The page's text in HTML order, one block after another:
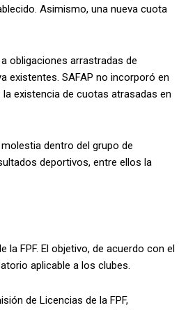
Asimismo, una nueva cuota
obligaciones arrastradas de
existentes. SAFAP no incorporó en
existencia de cuotas atrasadas en
dentro del grupo de
deportivos, entre ellos la
FPF. El objetivo, de acuerdo con el
aplicable a los clubes.
de Licencias de la FPF,